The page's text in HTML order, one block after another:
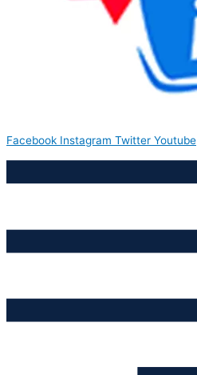
Facebook Instagram Twitter Youtube